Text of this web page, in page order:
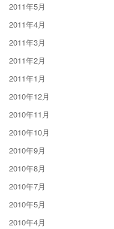
2011年5月
2011年4月
2011年3月
2011年2月
2011年1月
2010年12月
2010年11月
2010年10月
2010年9月
2010年8月
2010年7月
2010年5月
2010年4月